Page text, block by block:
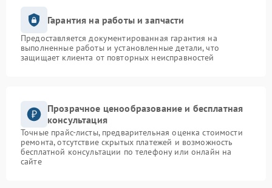
Гарантия на работы и запчасти
Предоставляется документированная гарантия на
выполненные работы и установленные детали, что
защищает клиента от повторных неисправностей
Прозрачное ценообразование и бесплатная
консультация
Точные прайс-листы, предварительная оценка стоимости
ремонта, отсутствие скрытых платежей и возможность
бесплатной консультации по телефону или онлайн на
сайте